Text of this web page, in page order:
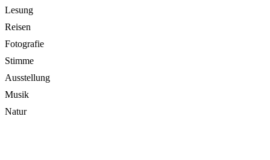
Lesung
Reisen
Fotografie
Stimme
Ausstellung
Musik
Natur